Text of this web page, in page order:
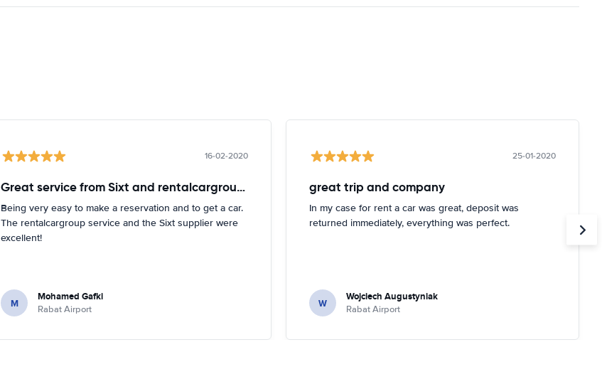
16-02-2020
Great service from Sixt and rentalcargroup!
Being very easy to make a reservation and to get a car.
The rentalcargroup service and the Sixt supplier were
excellent!
M Mohamed Gafki
Rabat Airport
25-01-2020
great trip and company
In my case for rent a car was great, deposit was
returned immediately, everything was perfect.
W Wojciech Augustyniak
Rabat Airport